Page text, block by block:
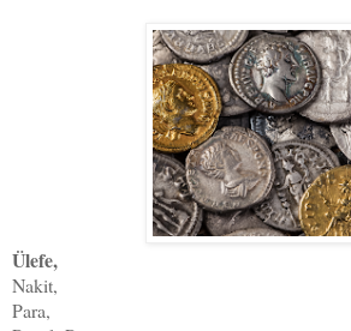
Ülefe,
Nakit,
Para,